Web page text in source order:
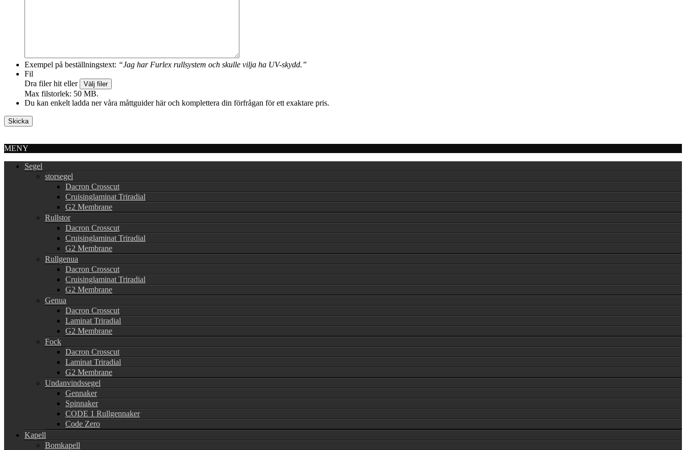
Exempel på beställningstext: “Jag har Furlex rullsystem och skulle vilja ha UV-skydd.”
Fil
Dra filer hit eller
Välj filer
Max filstorlek: 50 MB.
Du kan enkelt ladda ner våra måttguider här och komplettera din förfrågan för ett exaktare pris.
MENY
Segel
storsegel
Dacron Crosscut
Cruisinglaminat Triradial
G2 Membrane
Rullstor
Dacron Crosscut
Cruisinglaminat Triradial
G2 Membrane
Rullgenua
Dacron Crosscut
Cruisinglaminat Triradial
G2 Membrane
Genua
Dacron Crosscut
Laminat Triradial
G2 Membrane
Fock
Dacron Crosscut
Laminat Triradial
G2 Membrane
Undanvindssegel
Gennaker
Spinnaker
CODE 1 Rullgennaker
Code Zero
Kapell
Bomkapell